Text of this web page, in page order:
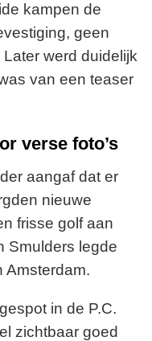
kampen de
geen
werd duidelijk
van een teaser
verse foto’s
aangaf dat er
nieuwe
frisse golf aan
Smulders legde
Amsterdam.
in de P.C.
zichtbaar goed